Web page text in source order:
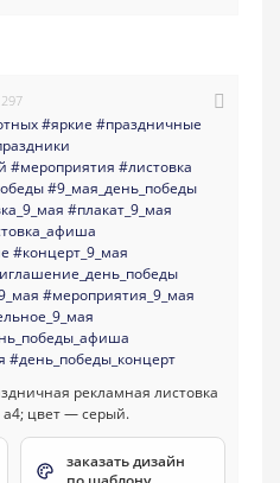
#яркие #праздничные
#мероприятия #листовка
#9_мая_день_победы
#плакат_9_мая
#концерт_9_мая
#мероприятия_9_мая
#день_победы_концерт
заказать дизайн